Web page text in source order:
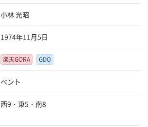
小林 光昭
1974年11月5日
楽天GORA GDO
ベント
西9・東5・南8